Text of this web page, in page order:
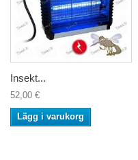
Insekt...
52,00 €
Lägg i varukorg